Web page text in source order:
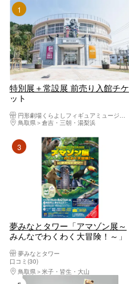
特別展＋常設展 前売り入館チケ
ット
円形劇場くらよしフィギュアミュージアム
鳥取県
倉吉・三朝・湯梨浜
3位
夢みなとタワー「アマゾン展～
みんなでわくわく大冒険！～」
夢みなとタワー
口コミ(30)
鳥取県
米子・皆生・大山